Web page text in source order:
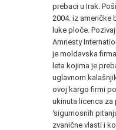
prebaci u Irak.
2004. iz američke
luke ploče.
Amnesty
je moldavska
leta kojima je
uglavnom
ovoj kargo firmi
ukinuta licenca
‘sigurnosnih
zvanične vlasti i